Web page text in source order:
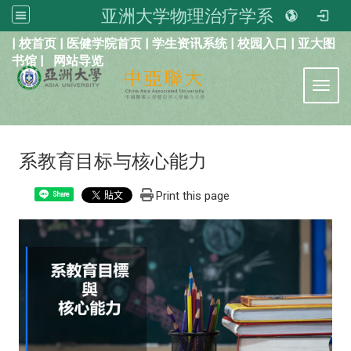
亚洲大学物理治疗学系
| 校首页 | 医健学院首页 | 学生资讯系统| 校园入口 | 亚大图
书馆 |
网站导览
系教育目标与核心能力
Share Print this page